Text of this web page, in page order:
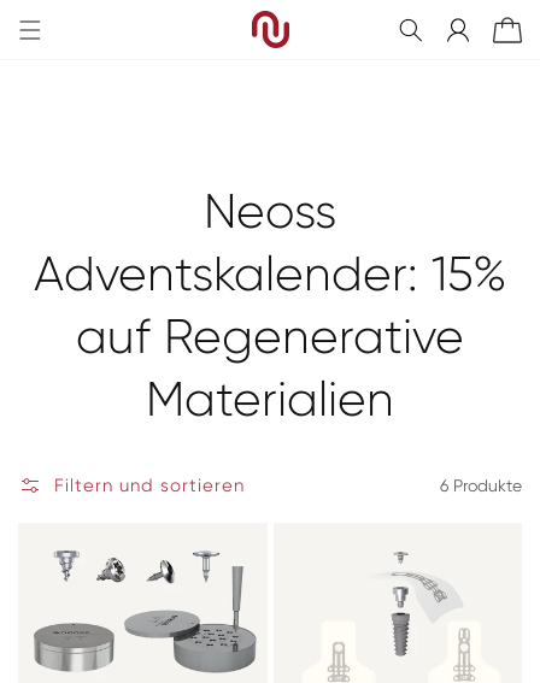
zum
Inhalt
EinloggenWarenkorb
Kategorie:
Neoss
Adventskalender: 15%
auf Regenerative
Materialien
Filtern und sortieren 6 Produkte